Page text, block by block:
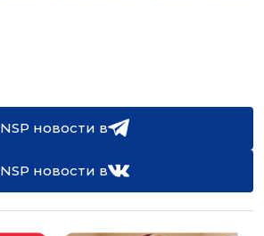
NSP новости в
NSP новости в